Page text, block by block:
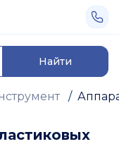
Найти
/